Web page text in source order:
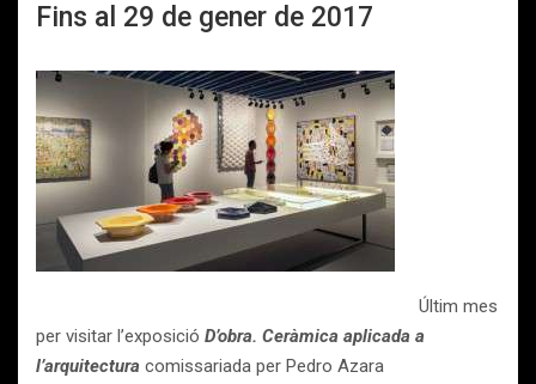
Fins al 29 de gener de 2017
Últim mes
per visitar l’exposició D’obra. Ceràmica aplicada a
l’arquitectura comissariada per Pedro Azara